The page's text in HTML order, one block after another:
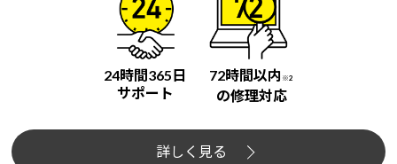
24時間365日
サポート
72時間以内 ※2
の修理対応
詳しく見る